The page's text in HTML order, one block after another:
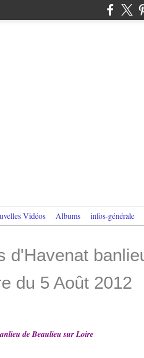
Vidéos Albums infos-générale
d'Havenat
du 5 Août 2012
de Beaulieu sur Loire